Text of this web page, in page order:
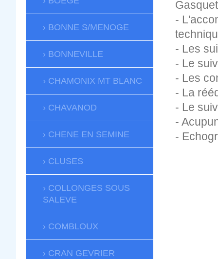
-
- Les
- Le
- Les
- La
- Le
-
-
BONNE S/MENOGE
BONNEVILLE
CHAMONIX MT BLANC
CHAVANOD
CHENE EN SEMINE
CLUSES
COLLONGES SOUS
SALEVE
COMBLOUX
CRAN GEVRIER